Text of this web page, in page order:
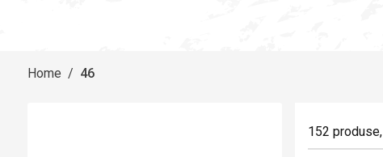
Home / 46
152 produse,